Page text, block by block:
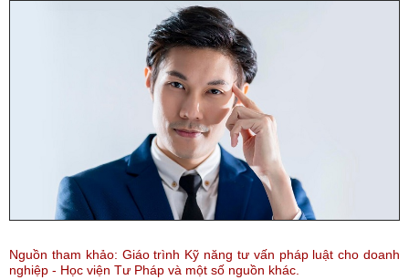
Nguồn tham khảo: Giáo trình Kỹ năng tư vấn pháp luật cho doanh
nghiệp - Học viện Tư Pháp và một số nguồn khác.